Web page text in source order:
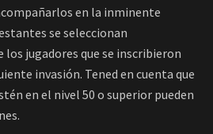
en la inminente
se seleccionan
jugadores que se inscribieron
invasión. Tened en cuenta que
en el nivel 50 o superior pueden